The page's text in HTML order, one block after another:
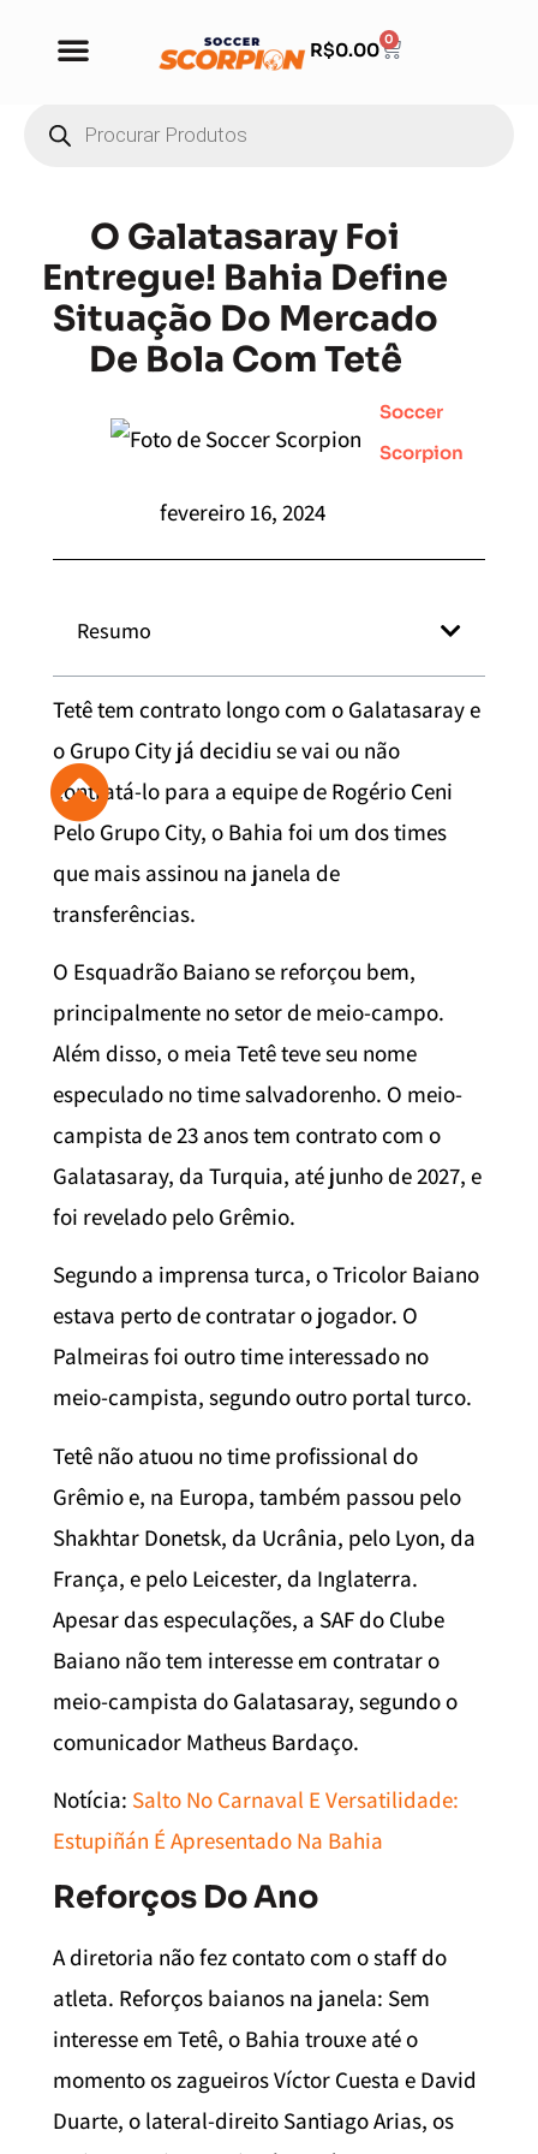
R$0.00 0
O Galatasaray Foi
Entregue! Bahia Define
Situação Do Mercado
De Bola Com Tetê
Soccer
Scorpion
fevereiro 16, 2024
Resumo
Tetê tem contrato longo com o Galatasaray e
o Grupo City já decidiu se vai ou não
contratá-lo para a equipe de Rogério Ceni
Pelo Grupo City, o Bahia foi um dos times
que mais assinou na janela de
transferências.
O Esquadrão Baiano se reforçou bem,
principalmente no setor de meio-campo.
Além disso, o meia Tetê teve seu nome
especulado no time salvadorenho. O meio-
campista de 23 anos tem contrato com o
Galatasaray, da Turquia, até junho de 2027, e
foi revelado pelo Grêmio.
Segundo a imprensa turca, o Tricolor Baiano
estava perto de contratar o jogador. O
Palmeiras foi outro time interessado no
meio-campista, segundo outro portal turco.
Tetê não atuou no time profissional do
Grêmio e, na Europa, também passou pelo
Shakhtar Donetsk, da Ucrânia, pelo Lyon, da
França, e pelo Leicester, da Inglaterra.
Apesar das especulações, a SAF do Clube
Baiano não tem interesse em contratar o
meio-campista do Galatasaray, segundo o
comunicador Matheus Bardaço.
Notícia: Salto No Carnaval E Versatilidade:
Estupiñán É Apresentado Na Bahia
Reforços Do Ano
A diretoria não fez contato com o staff do
atleta. Reforços baianos na janela: Sem
interesse em Tetê, o Bahia trouxe até o
momento os zagueiros Víctor Cuesta e David
Duarte, o lateral-direito Santiago Arias, os